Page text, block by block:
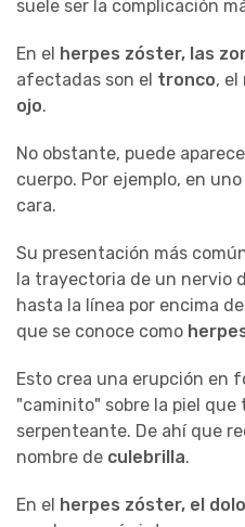
suele ser la complicación
En el herpes zóster, las
afectadas son el tronco, el
ojo.
No obstante, puede
cuerpo. Por ejemplo, en
cara.
Su presentación más
la trayectoria de un nervio
hasta la línea por encima
que se conoce como
Esto crea una erupción en
"caminito" sobre la piel
serpenteante. De ahí que
nombre de culebrilla.
En el herpes zóster, el